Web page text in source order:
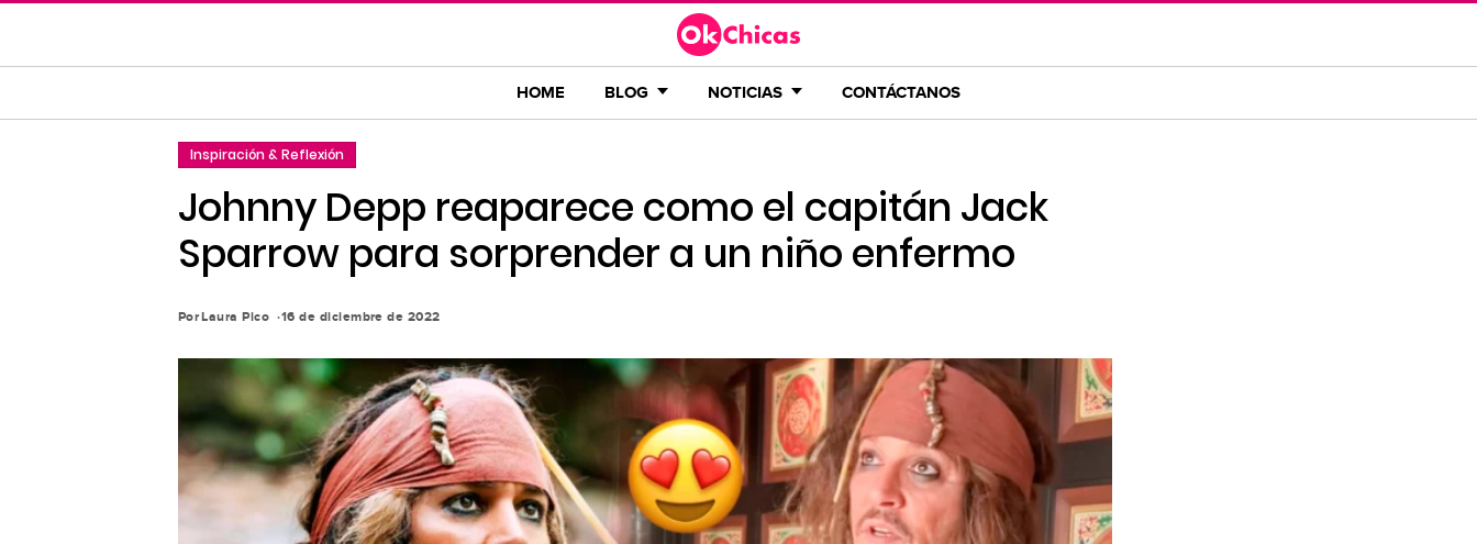
contenido
HOME BLOG NOTICIAS CONTÁCTANOS
Inspiración & Reflexión
Johnny Depp reaparece como el capitán Jack
Sparrow para sorprender a un niño enfermo
PorLaura Pico 16 de diciembre de 2022